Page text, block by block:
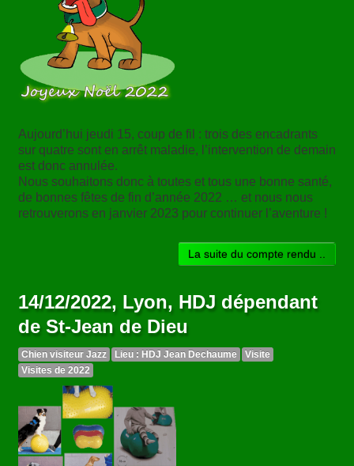
Aujourd’hui jeudi 15, coup de fil : trois des encadrants
sur quatre sont en arrêt maladie, l’intervention de demain
est donc annulée.
Nous souhaitons donc à toutes et tous une bonne santé,
de bonnes fêtes de fin d’année 2022 … et nous nous
retrouverons en janvier 2023 pour continuer l’aventure !
La suite du compte rendu ..
14/12/2022, Lyon, HDJ dépendant
de St-Jean de Dieu
Chien visiteur Jazz Lieu : HDJ Jean Dechaume
Visite
Visites de 2022